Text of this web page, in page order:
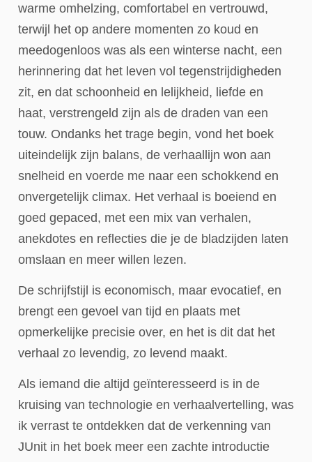
warme omhelzing, comfortabel en vertrouwd,
terwijl het op andere momenten zo koud en
meedogenloos was als een winterse nacht, een
herinnering dat het leven vol tegenstrijdigheden
zit, en dat schoonheid en lelijkheid, liefde en
haat, verstrengeld zijn als de draden van een
touw. Ondanks het trage begin, vond het boek
uiteindelijk zijn balans, de verhaallijn won aan
snelheid en voerde me naar een schokkend en
onvergetelijk climax. Het verhaal is boeiend en
goed gepaced, met een mix van verhalen,
anekdotes en reflecties die je de bladzijden laten
omslaan en meer willen lezen.
De schrijfstijl is economisch, maar evocatief, en
brengt een gevoel van tijd en plaats met
opmerkelijke precisie over, en het is dit dat het
verhaal zo levendig, zo levend maakt.
Als iemand die altijd geïnteresseerd is in de
kruising van technologie en verhaalvertelling, was
ik verrast te ontdekken dat de verkenning van
JUnit in het boek meer een zachte introductie